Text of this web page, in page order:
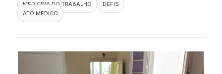
MEDICINA DO TRABALHO
DEFIS
ATO MEDICO